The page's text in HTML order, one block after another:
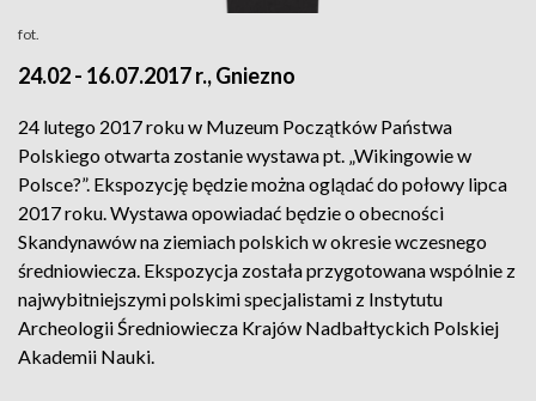
fot.
24.02 - 16.07.2017 r., Gniezno
24 lutego 2017 roku w Muzeum Początków Państwa
Polskiego otwarta zostanie wystawa pt. „Wikingowie w
Polsce?”. Ekspozycję będzie można oglądać do połowy lipca
2017 roku. Wystawa opowiadać będzie o obecności
Skandynawów na ziemiach polskich w okresie wczesnego
średniowiecza. Ekspozycja została przygotowana wspólnie z
najwybitniejszymi polskimi specjalistami z Instytutu
Archeologii Średniowiecza Krajów Nadbałtyckich Polskiej
Akademii Nauki.